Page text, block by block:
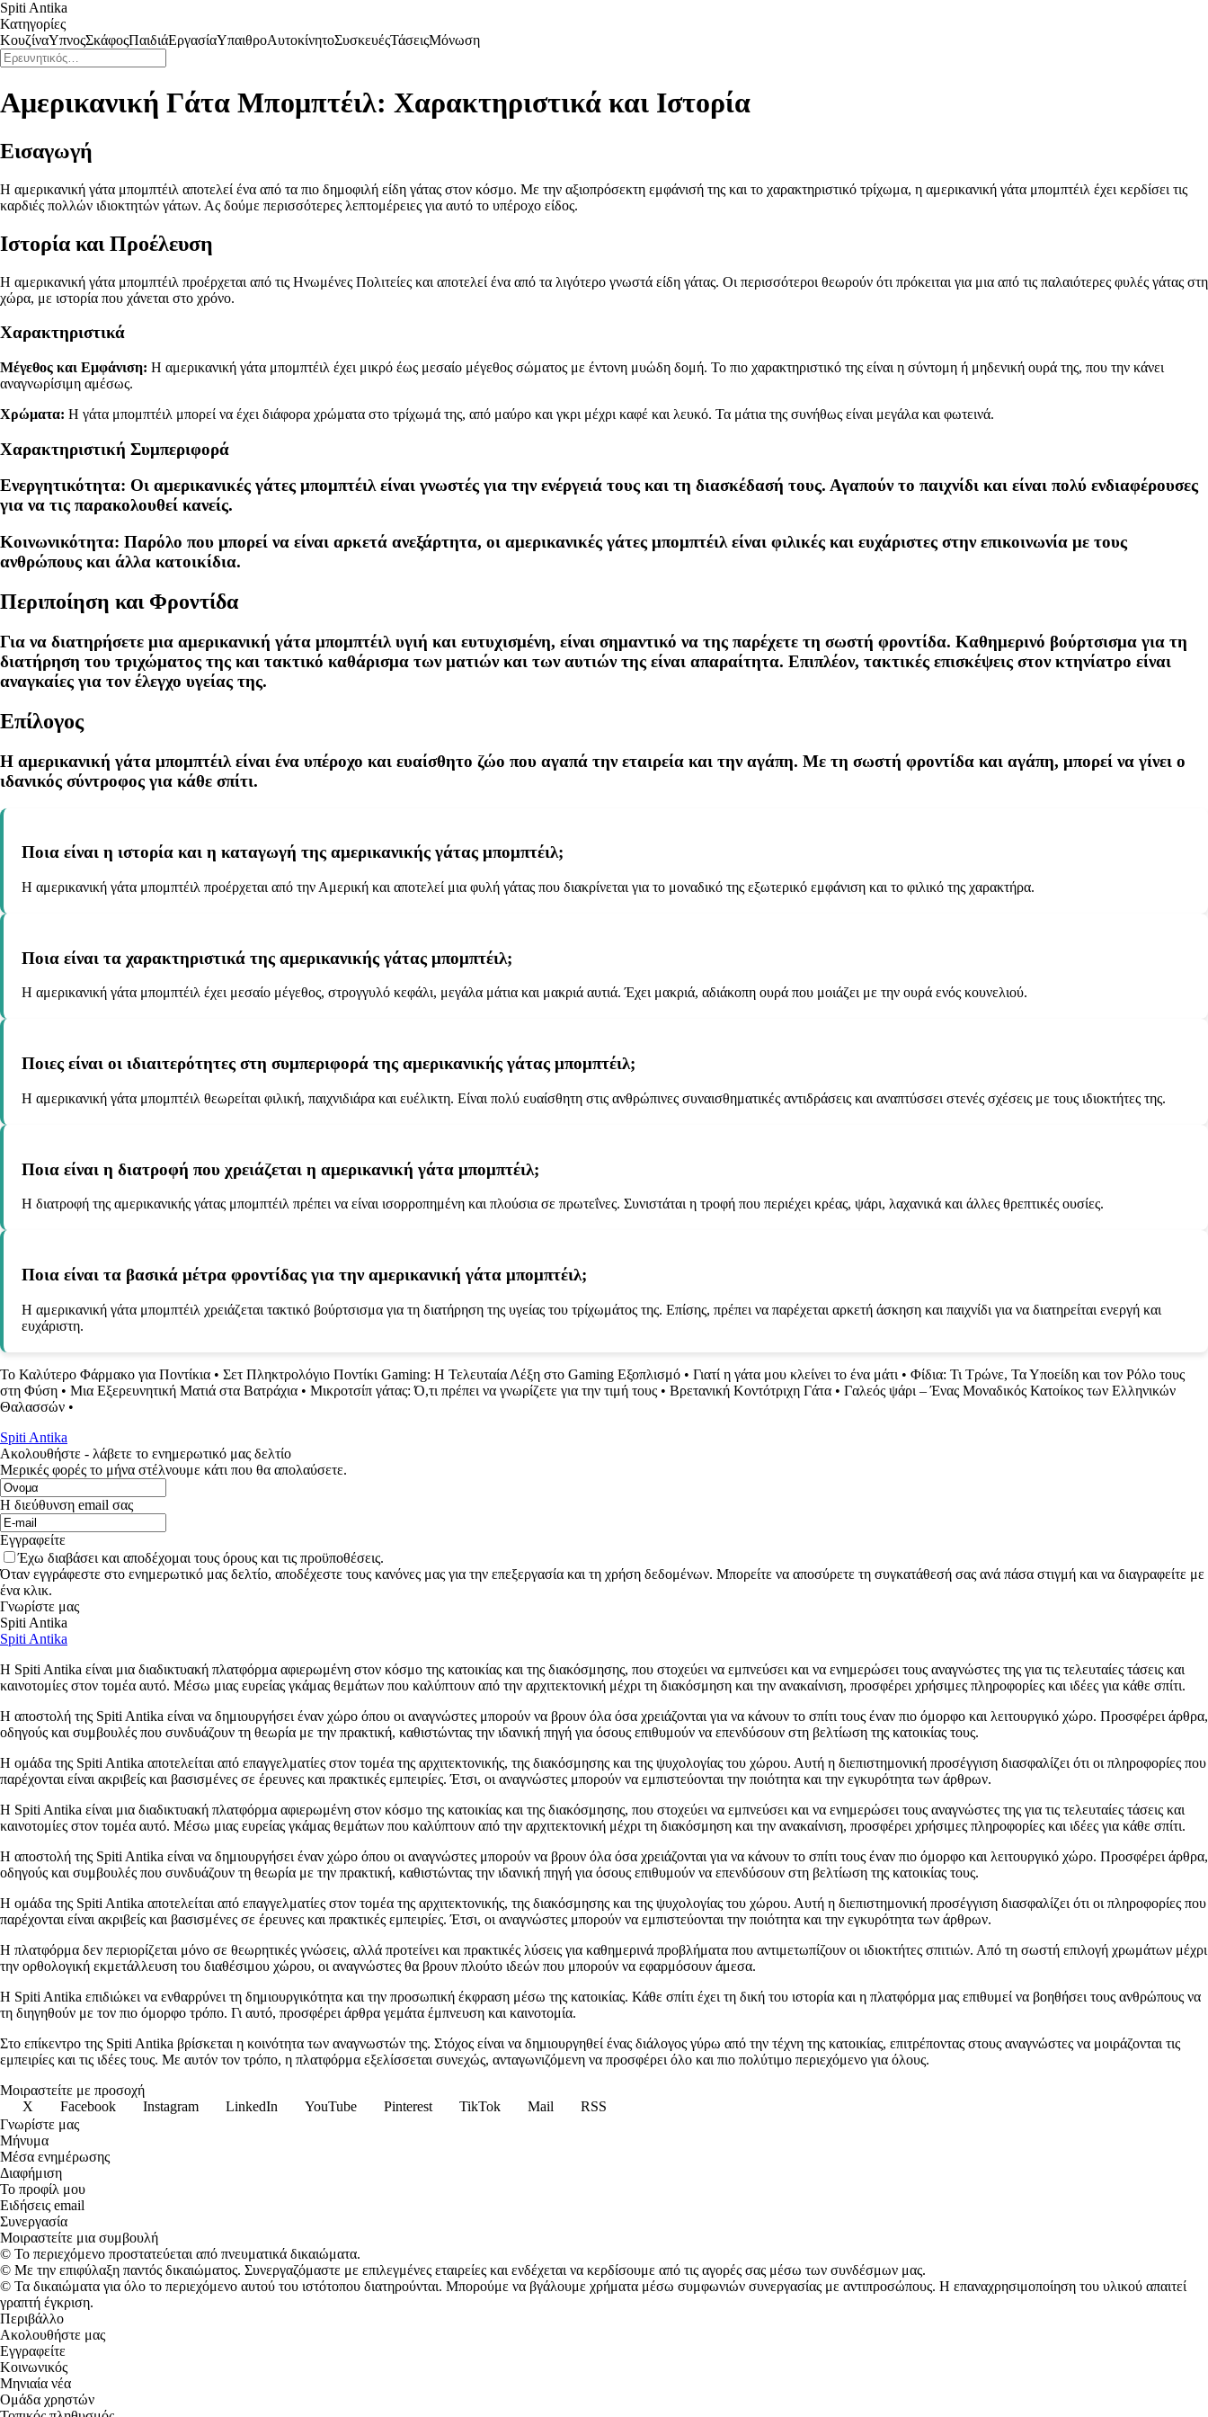
Spiti Antika
Κατηγορίες
ΚουζίναΥπνοςΣκάφοςΠαιδιάΕργασίαΥπαιθροΑυτοκίνητοΣυσκευέςΤάσειςΜόνωση
Αμερικανική Γάτα Μπομπτέιλ: Χαρακτηριστικά και Ιστορία
Εισαγωγή
Η αμερικανική γάτα μπομπτέιλ αποτελεί ένα από τα πιο δημοφιλή είδη γάτας στον κόσμο. Με την αξιοπρόσεκτη εμφάνισή της και το χαρακτηριστικό τρίχωμα, η αμερικανική γάτα μπομπτέιλ έχει κερδίσει τις
καρδιές πολλών ιδιοκτητών γάτων. Ας δούμε περισσότερες λεπτομέρειες για αυτό το υπέροχο είδος.
Ιστορία και Προέλευση
Η αμερικανική γάτα μπομπτέιλ προέρχεται από τις Ηνωμένες Πολιτείες και αποτελεί ένα από τα λιγότερο γνωστά είδη γάτας. Οι περισσότεροι θεωρούν ότι πρόκειται για μια από τις παλαιότερες φυλές γάτας στη
χώρα, με ιστορία που χάνεται στο χρόνο.
Χαρακτηριστικά
Μέγεθος και Εμφάνιση: Η αμερικανική γάτα μπομπτέιλ έχει μικρό έως μεσαίο μέγεθος σώματος με έντονη μυώδη δομή. Το πιο χαρακτηριστικό της είναι η σύντομη ή μηδενική ουρά της, που την κάνει
αναγνωρίσιμη αμέσως.
Χρώματα: Η γάτα μπομπτέιλ μπορεί να έχει διάφορα χρώματα στο τρίχωμά της, από μαύρο και γκρι μέχρι καφέ και λευκό. Τα μάτια της συνήθως είναι μεγάλα και φωτεινά.
Χαρακτηριστική Συμπεριφορά
Ενεργητικότητα: Οι αμερικανικές γάτες μπομπτέιλ είναι γνωστές για την ενέργειά τους και τη διασκέδασή τους. Αγαπούν το παιχνίδι και είναι πολύ ενδιαφέρουσες
για να τις παρακολουθεί κανείς.
Κοινωνικότητα: Παρόλο που μπορεί να είναι αρκετά ανεξάρτητα, οι αμερικανικές γάτες μπομπτέιλ είναι φιλικές και ευχάριστες στην επικοινωνία με τους
ανθρώπους και άλλα κατοικίδια.
Περιποίηση και Φροντίδα
Για να διατηρήσετε μια αμερικανική γάτα μπομπτέιλ υγιή και ευτυχισμένη, είναι σημαντικό να της παρέχετε τη σωστή φροντίδα. Καθημερινό βούρτσισμα για τη
διατήρηση του τριχώματος της και τακτικό καθάρισμα των ματιών και των αυτιών της είναι απαραίτητα. Επιπλέον, τακτικές επισκέψεις στον κτηνίατρο είναι
αναγκαίες για τον έλεγχο υγείας της.
Επίλογος
Η αμερικανική γάτα μπομπτέιλ είναι ένα υπέροχο και ευαίσθητο ζώο που αγαπά την εταιρεία και την αγάπη. Με τη σωστή φροντίδα και αγάπη, μπορεί να γίνει ο
ιδανικός σύντροφος για κάθε σπίτι.
Ποια είναι η ιστορία και η καταγωγή της αμερικανικής γάτας μπομπτέιλ;
Η αμερικανική γάτα μπομπτέιλ προέρχεται από την Αμερική και αποτελεί μια φυλή γάτας που διακρίνεται για το μοναδικό της εξωτερικό εμφάνιση και το φιλικό της χαρακτήρα.
Ποια είναι τα χαρακτηριστικά της αμερικανικής γάτας μπομπτέιλ;
Η αμερικανική γάτα μπομπτέιλ έχει μεσαίο μέγεθος, στρογγυλό κεφάλι, μεγάλα μάτια και μακριά αυτιά. Έχει μακριά, αδιάκοπη ουρά που μοιάζει με την ουρά ενός κουνελιού.
Ποιες είναι οι ιδιαιτερότητες στη συμπεριφορά της αμερικανικής γάτας μπομπτέιλ;
Η αμερικανική γάτα μπομπτέιλ θεωρείται φιλική, παιχνιδιάρα και ευέλικτη. Είναι πολύ ευαίσθητη στις ανθρώπινες συναισθηματικές αντιδράσεις και αναπτύσσει στενές σχέσεις με τους ιδιοκτήτες της.
Ποια είναι η διατροφή που χρειάζεται η αμερικανική γάτα μπομπτέιλ;
Η διατροφή της αμερικανικής γάτας μπομπτέιλ πρέπει να είναι ισορροπημένη και πλούσια σε πρωτεΐνες. Συνιστάται η τροφή που περιέχει κρέας, ψάρι, λαχανικά και άλλες θρεπτικές ουσίες.
Ποια είναι τα βασικά μέτρα φροντίδας για την αμερικανική γάτα μπομπτέιλ;
Η αμερικανική γάτα μπομπτέιλ χρειάζεται τακτικό βούρτσισμα για τη διατήρηση της υγείας του τρίχωμάτος της. Επίσης, πρέπει να παρέχεται αρκετή άσκηση και παιχνίδι για να διατηρείται ενεργή και
ευχάριστη.
Το Καλύτερο Φάρμακο για Ποντίκια • Σετ Πληκτρολόγιο Ποντίκι Gaming: Η Τελευταία Λέξη στο Gaming Εξοπλισμό • Γιατί η γάτα μου κλείνει το ένα μάτι • Φίδια: Τι Τρώνε, Τα Υποείδη και τον Ρόλο τους
στη Φύση • Μια Εξερευνητική Ματιά στα Βατράχια • Μικροτσίπ γάτας: Ό,τι πρέπει να γνωρίζετε για την τιμή τους • Βρετανική Κοντότριχη Γάτα • Γαλεός ψάρι – Ένας Μοναδικός Κατοίκος των Ελληνικών
Θαλασσών •
Spiti Antika
Ακολουθήστε - λάβετε το ενημερωτικό μας δελτίο
Μερικές φορές το μήνα στέλνουμε κάτι που θα απολαύσετε.
Η διεύθυνση email σας
Εγγραφείτε
Έχω διαβάσει και αποδέχομαι τους όρους και τις προϋποθέσεις.
Όταν εγγράφεστε στο ενημερωτικό μας δελτίο, αποδέχεστε τους κανόνες μας για την επεξεργασία και τη χρήση δεδομένων. Μπορείτε να αποσύρετε τη συγκατάθεσή σας ανά πάσα στιγμή και να διαγραφείτε με
ένα κλικ.
Γνωρίστε μας
Spiti Antika
Spiti Antika
Η Spiti Antika είναι μια διαδικτυακή πλατφόρμα αφιερωμένη στον κόσμο της κατοικίας και της διακόσμησης, που στοχεύει να εμπνεύσει και να ενημερώσει τους αναγνώστες της για τις τελευταίες τάσεις και
καινοτομίες στον τομέα αυτό. Μέσω μιας ευρείας γκάμας θεμάτων που καλύπτουν από την αρχιτεκτονική μέχρι τη διακόσμηση και την ανακαίνιση, προσφέρει χρήσιμες πληροφορίες και ιδέες για κάθε σπίτι.
Η αποστολή της Spiti Antika είναι να δημιουργήσει έναν χώρο όπου οι αναγνώστες μπορούν να βρουν όλα όσα χρειάζονται για να κάνουν το σπίτι τους έναν πιο όμορφο και λειτουργικό χώρο. Προσφέρει άρθρα,
οδηγούς και συμβουλές που συνδυάζουν τη θεωρία με την πρακτική, καθιστώντας την ιδανική πηγή για όσους επιθυμούν να επενδύσουν στη βελτίωση της κατοικίας τους.
Η ομάδα της Spiti Antika αποτελείται από επαγγελματίες στον τομέα της αρχιτεκτονικής, της διακόσμησης και της ψυχολογίας του χώρου. Αυτή η διεπιστημονική προσέγγιση διασφαλίζει ότι οι πληροφορίες που
παρέχονται είναι ακριβείς και βασισμένες σε έρευνες και πρακτικές εμπειρίες. Έτσι, οι αναγνώστες μπορούν να εμπιστεύονται την ποιότητα και την εγκυρότητα των άρθρων.
Η Spiti Antika είναι μια διαδικτυακή πλατφόρμα αφιερωμένη στον κόσμο της κατοικίας και της διακόσμησης, που στοχεύει να εμπνεύσει και να ενημερώσει τους αναγνώστες της για τις τελευταίες τάσεις και
καινοτομίες στον τομέα αυτό. Μέσω μιας ευρείας γκάμας θεμάτων που καλύπτουν από την αρχιτεκτονική μέχρι τη διακόσμηση και την ανακαίνιση, προσφέρει χρήσιμες πληροφορίες και ιδέες για κάθε σπίτι.
Η αποστολή της Spiti Antika είναι να δημιουργήσει έναν χώρο όπου οι αναγνώστες μπορούν να βρουν όλα όσα χρειάζονται για να κάνουν το σπίτι τους έναν πιο όμορφο και λειτουργικό χώρο. Προσφέρει άρθρα,
οδηγούς και συμβουλές που συνδυάζουν τη θεωρία με την πρακτική, καθιστώντας την ιδανική πηγή για όσους επιθυμούν να επενδύσουν στη βελτίωση της κατοικίας τους.
Η ομάδα της Spiti Antika αποτελείται από επαγγελματίες στον τομέα της αρχιτεκτονικής, της διακόσμησης και της ψυχολογίας του χώρου. Αυτή η διεπιστημονική προσέγγιση διασφαλίζει ότι οι πληροφορίες που
παρέχονται είναι ακριβείς και βασισμένες σε έρευνες και πρακτικές εμπειρίες. Έτσι, οι αναγνώστες μπορούν να εμπιστεύονται την ποιότητα και την εγκυρότητα των άρθρων.
Η πλατφόρμα δεν περιορίζεται μόνο σε θεωρητικές γνώσεις, αλλά προτείνει και πρακτικές λύσεις για καθημερινά προβλήματα που αντιμετωπίζουν οι ιδιοκτήτες σπιτιών. Από τη σωστή επιλογή χρωμάτων μέχρι
την ορθολογική εκμετάλλευση του διαθέσιμου χώρου, οι αναγνώστες θα βρουν πλούτο ιδεών που μπορούν να εφαρμόσουν άμεσα.
Η Spiti Antika επιδιώκει να ενθαρρύνει τη δημιουργικότητα και την προσωπική έκφραση μέσω της κατοικίας. Κάθε σπίτι έχει τη δική του ιστορία και η πλατφόρμα μας επιθυμεί να βοηθήσει τους ανθρώπους να
τη διηγηθούν με τον πιο όμορφο τρόπο. Γι αυτό, προσφέρει άρθρα γεμάτα έμπνευση και καινοτομία.
Στο επίκεντρο της Spiti Antika βρίσκεται η κοινότητα των αναγνωστών της. Στόχος είναι να δημιουργηθεί ένας διάλογος γύρω από την τέχνη της κατοικίας, επιτρέποντας στους αναγνώστες να μοιράζονται τις
εμπειρίες και τις ιδέες τους. Με αυτόν τον τρόπο, η πλατφόρμα εξελίσσεται συνεχώς, ανταγωνιζόμενη να προσφέρει όλο και πιο πολύτιμο περιεχόμενο για όλους.
Μοιραστείτε με προσοχή
X
Facebook Instagram LinkedIn YouTube Pinterest TikTok Mail
RSS
Γνωρίστε μας
Μήνυμα
Μέσα ενημέρωσης
Διαφήμιση
Το προφίλ μου
Ειδήσεις email
Συνεργασία
Μοιραστείτε μια συμβουλή
© Το περιεχόμενο προστατεύεται από πνευματικά δικαιώματα.
© Με την επιφύλαξη παντός δικαιώματος. Συνεργαζόμαστε με επιλεγμένες εταιρείες και ενδέχεται να κερδίσουμε από τις αγορές σας μέσω των συνδέσμων μας.
© Τα δικαιώματα για όλο το περιεχόμενο αυτού του ιστότοπου διατηρούνται. Μπορούμε να βγάλουμε χρήματα μέσω συμφωνιών συνεργασίας με αντιπροσώπους. Η επαναχρησιμοποίηση του υλικού απαιτεί
γραπτή έγκριση.
Περιβάλλο
Ακολουθήστε μας
Εγγραφείτε
Κοινωνικός
Μηνιαία νέα
Ομάδα χρηστών